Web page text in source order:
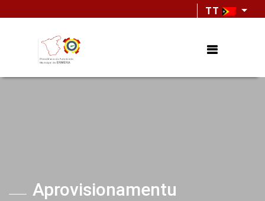
TT
Aprovisionamentu